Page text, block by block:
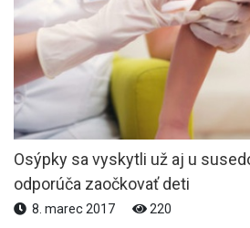
Osýpky sa vyskytli už aj u
odporúča zaočkovať deti
8. marec 2017 220